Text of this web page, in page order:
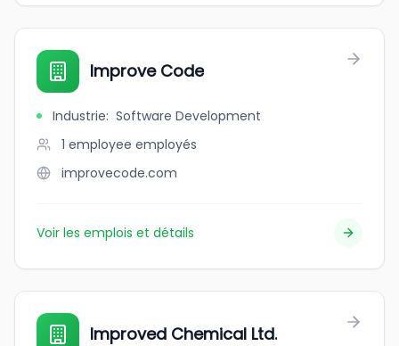
Improve Code
Industrie: Software Development
1 employee employés
improvecode.com
Voir les emplois et détails
Improved Chemical Ltd.